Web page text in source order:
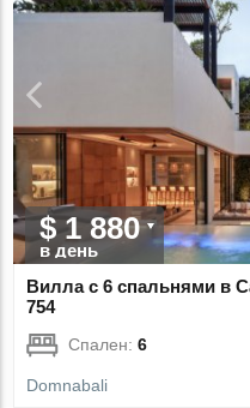
$ 1 880
в день
Вилла с 6 спальнями в
754
Спален:6
Domnabali